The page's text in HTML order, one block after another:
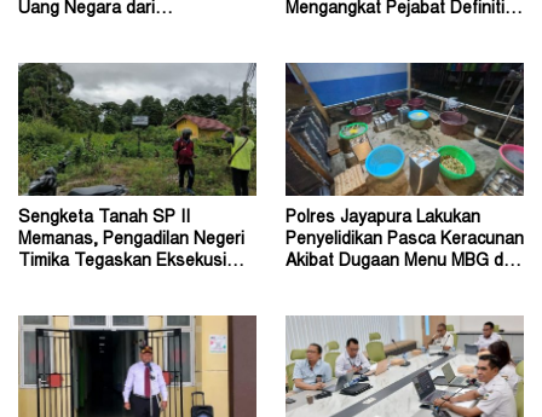
Uang Negara dari
Mengangkat Pejabat Definitif
Sengketa Tanah SP II
Memanas, Pengadilan Negeri
Timika Tegaskan Eksekusi
Polres Jayapura Lakukan
Penyelidikan Pasca Keracunan
Akibat Dugaan Menu MBG di